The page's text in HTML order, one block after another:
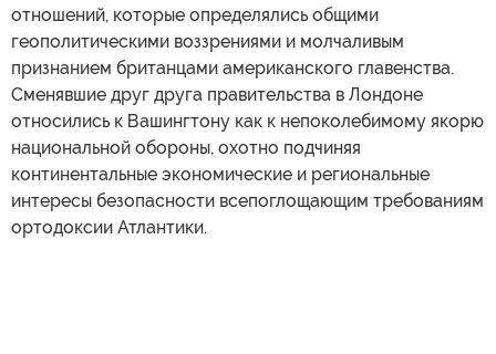
отношений, которые определялись общими
геополитическими воззрениями и молчаливым
признанием британцами американского главенства.
Сменявшие друг друга правительства в Лондоне
относились к Вашингтону как к непоколебимому якорю
национальной обороны, охотно подчиняя
континентальные экономические и региональные
интересы безопасности всепоглощающим требованиям
ортодоксии Атлантики.